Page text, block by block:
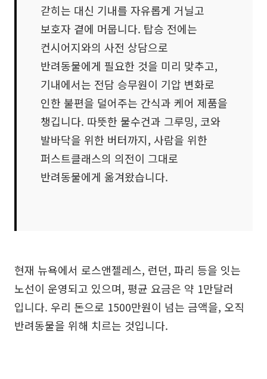
갇히는 대신 기내를 자유롭게 거닐고
보호자 곁에 머뭅니다. 탑승 전에는
컨시어지와의 사전 상담으로
반려동물에게 필요한 것을 미리 맞추고,
기내에서는 전담 승무원이 기압 변화로
인한 불편을 덜어주는 간식과 케어 제품을
챙깁니다. 따뜻한 물수건과 그루밍, 코와
발바닥을 위한 버터까지, 사람을 위한
퍼스트클래스의 의전이 그대로
반려동물에게 옮겨왔습니다.
현재 뉴욕에서 로스앤젤레스, 런던, 파리 등을 잇는
노선이 운영되고 있으며, 평균 요금은 약 1만달러
입니다. 우리 돈으로 1500만원이 넘는 금액을, 오직
반려동물을 위해 치르는 것입니다.